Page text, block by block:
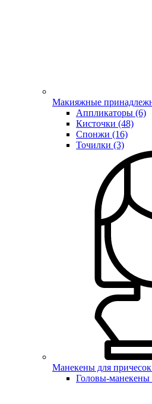
Макияжные
Аппликаторы (6)
Кисточки (48)
Спонжи (16)
Точилки (3)
Манекены для
Головы-манекены